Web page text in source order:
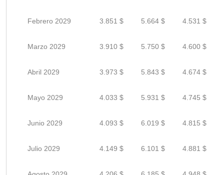
Febrero 2029 3.851 $ 5.664 $ 4.531 $
Marzo 2029 3.910 $ 5.750 $ 4.600 $
Abril 2029 3.973 $ 5.843 $ 4.674 $
Mayo 2029 4.033 $ 5.931 $ 4.745 $
Junio 2029 4.093 $ 6.019 $ 4.815 $
Julio 2029 4.149 $ 6.101 $ 4.881 $